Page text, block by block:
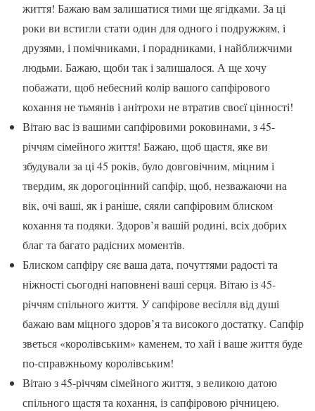
життя! Бажаю вам залишатися тими ще ягідками. За ці
роки ви встигли стати один для одного і подружжям, і
друзями, і помічниками, і порадниками, і найближчими
людьми. Бажаю, щоби так і залишалося. А ще хочу
побажати, щоб небесний колір вашого сапфірового
кохання не тьмянів і анітрохи не втратив своєї цінності!
Вітаю вас із вашими сапфіровими роковинами, з 45-
річчям сімейного життя! Бажаю, щоб щастя, яке ви
збудували за ці 45 років, було довговічним, міцним і
твердим, як дорогоцінний сапфір, щоб, незважаючи на
вік, очі ваші, як і раніше, сяяли сапфіровим блиском
кохання та подяки. Здоров’я вашій родині, всіх добрих
благ та багато радісних моментів.
Блиском сапфіру сяє ваша дата, почуттями радості та
ніжності сьогодні наповнені ваші серця. Вітаю із 45-
річчям спільного життя. У сапфірове весілля від душі
бажаю вам міцного здоров’я та високого достатку. Сапфір
зветься «королівським» каменем, то хай і ваше життя буде
по-справжньому королівським!
Вітаю з 45-річчям сімейного життя, з великою датою
спільного щастя та кохання, із сапфіровою річницею.